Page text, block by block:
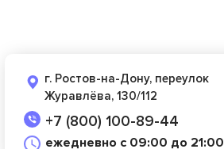
г. Ростов-на-Дону, переулок
Журавлёва, 130/112
+7 (800) 100-89-44
ежедневно с 09:00 до 21:00